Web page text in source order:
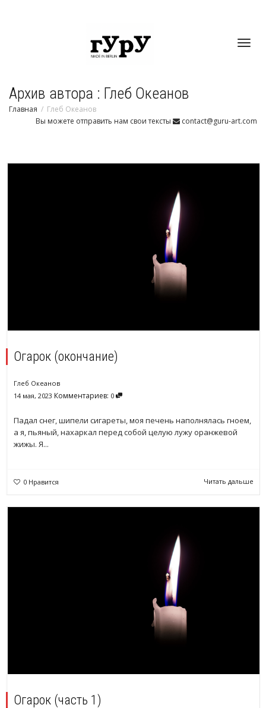
Архив автора : Глеб Океанов
Главная
Глеб Океанов
Вы можете отправить нам свои тексты
contact@guru-art.com
Огарок (окончание)
Глеб Океанов
14 мая, 2023 Комментариев: 0
Падал снег, шипели сигареты, моя печень наполнялась гноем,
а я, пьяный, нахаркал перед собой целую лужу оранжевой
жижы. Я...
0 Нравится Читать дальше
Огарок (часть 1)